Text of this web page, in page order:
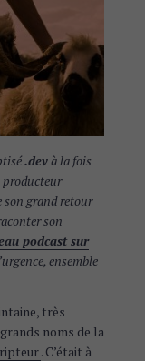
.devà la fois
son grand retour
son
podcast sur
ensemble
très
noms de la
. C’était à